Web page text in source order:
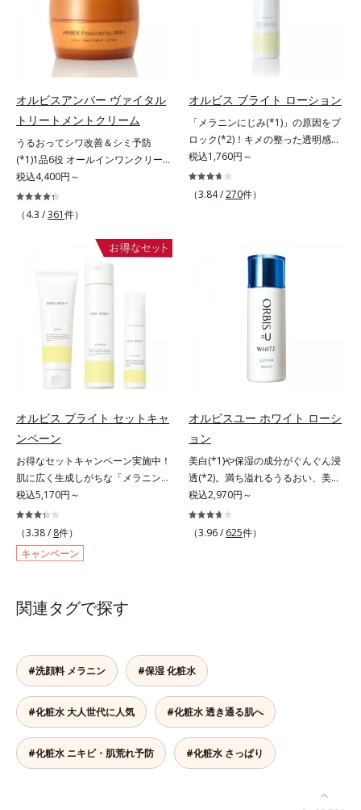
リのなさ」や、くすみ(*7)などが現
れている状態である「透明感のな
さ」が、大人の肌印象に大きな影響
を与えていることがわかりました。
そこでオルビスユー ドットシリー
ズは美容成分(*8)として「G.D.F.ア
クティベーター(*9)」を配合。そし
て、従来から配合している美白(*1)
有効成分「トラネキサム酸」を配合
しました。さらに、シリーズ共通の
美容成分「GLルートブースター
(*10)」を配合することで、肌のふ
っくら感や透明感を叶えます。美白
アが叶うシリーズに。3ステップで
上向き(*11)のハリと透明感を。効
果的なシナジー設計で、あなたのエ
イジングケアを応援します。*1 メ
ラニンの生成を抑え、シミ・ソバカ
スを防ぐ（ウォッシュを除く）*2
オルビス内スキンケアシリーズの保
湿力*3 年齢に応じたお手入れのこ
と*4 角層まで*5 うるおいによ
*7 乾燥による*8 保湿成分*9
ロニセラカエルレア果汁、ノバラエ
キス配合＝うるおいを与えハリと透
明感に満ちた肌へ導く保湿成分
*10 メマツヨイグサ抽出液、スイ
カズラエキス配合＝角層のすみずみ
まで水分・油分を保ち、ハリ・ツヤ
を与える保湿成分*11 気持ちのこ
と
ある「透明感のなさ」が現れること
ていることが分かりました。そこで
オルビスユー ドットシリーズは美
容成分(*7)として「G.D.F.アクティ
ベーター(*8)」を配合。そして、従
来から配合している美白有効成分
「トラネキサム酸」を配合しまし
た。さらに、シリーズ共通の美容成
分(*7)「GLルートブースター(*9)」
を配合することで、肌のふっくら感
(*10)のハリと透明感を。効果的な
シナジー設計で、あなたのエイジン
グケアを応援します。*1 メラニン
の生成を抑え、シミ・ソバカスを防
ぐ（ウォッシュ除く）*2 オルビス
内スキンケアシリーズの保湿力*3
年齢に応じたお手入れのこと*4 う
るおいによる*5 乾燥、ハリ・ツヤ
ロニセラカエルレア果汁、ノバラエ
キス配合＝うるおいを与えハリと透
明感に満ちた肌へ導く保湿成分*9
メマツヨイグサ抽出液、スイカズラ
エキス配合＝角層のすみずみまで水
分・油分を保ち、ハリ・ツヤを与え
る保湿成分*10 気持ちのこと各商品
の詳しい情報は商品ページをご覧く
オルビスアンバー ヴァイタル
トリートメントクリーム
うるおってシワ改善＆シミ予防
(*1)1品6役 オールインワンクリー
ム。オルビスアンバーは、いつも⾃
然体で美しくありたいと願う⼤⼈世
代に寄り添うブランドです。年齢印
複合的なお悩みにアプローチ。大人
世代の肌に向き合い、手軽なお手入
れで賢いケアを。ライフスタイルに
なじむ、若々しい印象(*2)作りのサ
ポートをします。オルビスアンバー
ヴァイタルトリートメントクリーム
「オルビスアンバー ヴァイタルト
リートメントクリーム」は、1品
で、化粧水、クリーム、シワ改善・
ッククリーム(*3)、パックの6役を
アシン(*4)によるシワ改善・シミ予
防に加え、複合成分コラーゲンコン
プレックスSPが肌のハリを徹底サポ
ート。肌なじみのよいクリーム構造
で角層まで保湿成分が浸透し、うる
おいをギュッと閉じ込めます。洗顔
の後、これ1品だけでマルチにケ
す。*1 メラニンの生成を抑え、シ
ミ・ソバカスを防ぐ*2 肌にハリを
税込4,400円～
（4.3 /361件）
オルビス ブライト ローション
「メラニンにじみ(*1)」の原因をブ
ロック(*2)！キメの整った透明感
(*3)のある肌印象へ導く美白(*2)化
粧水。業界初(*4)知見「メラニンの
第三のルート」である「横のひろが
ダメージをきっかけに、肌深く(*6)
では「メラニンにじみ(*1)」が発
現。シミやそばかすという「点」だ
けでなく、透明感のなさなどの
「面」での透明感を阻害する原因を
引き起こしていることがわかりまし
た。そこでオルビス ブライト シリ
ーズは「メラニンにじみ」に着目し
用。肌奥(*6)まで浸透し、シミやソ
バカスの原因となるメラニンの生成
を食い止めます。またオルビス独自
成分の「ブライトVCコンプレック
ス(*8)」が、透明感を阻害する原因
(*9)にアプローチします。さらに肌
表面のなめらかさやみずみずしさを
サポートするために、肌荒れ防止有
乾性肌）*1 シミ・ソバカスが肌表
面にあらわれること*2 メラニンの
生成を抑え、シミ・ソバカスを防ぐ
*3 うるおいにより透明感のある肌
ンの第三のルートに着目し、日本放
射線影響学会第53回大会で2010年
おいによる*6 メラノサイトまで*7
税込1,760円～
（3.84 /270件）
オルビス ブライト セットキャ
ンペーン
お得なセットキャンペーン実施中！
肌に広く生成しがちな「メラニンに
じみ(*1)」の原因をブロック(*2)！
澄み渡る輝き透明肌(*3)へ。業界初
(*4)知見「メラニンの第三のルー
ト」である「横のひろがり」に着目
して、全方位から透明肌を目指すブ
をきっかけに、肌深く(*6)では「メ
透明感のなさなどの「面」での透明
感を阻害する原因を引き起こしてい
ることがわかりました。そこでオル
ビス ブライト シリーズは「メラニ
ンにじみ」に着目して「高圧処理ビ
タミンC(*7)」を採用。肌奥(*6)まで
浸透し、シミやソバカスの原因とな
税込5,170円～
（3.38 / 8件）
キャンペーン
オルビスユー ホワイト ローシ
ョン
美白(*1)や保湿の成分がぐんぐん浸
透(*2)。満ち溢れるうるおい、美肌
がやみつきに。若々しく透明感のあ
る美肌を構成する要素と、年齢肌
(*3)のメラニン生成にアプローチし
アプローチして、澄みわたる美肌を
目指します。*1 メラニンの生成を
抑え、シミ・ソバカスを防ぐ*2 角
層まで*3 年齢を重ねた肌*4 メラニ
ンが過剰に生成する状態
税込2,970円～
（3.96 / 625件）
関連タグで探す
#洗顔料 メラニン #保湿 化粧水
#化粧水 大人世代に人気 #化粧水 透き通る肌へ
#化粧水 ニキビ・肌荒れ予防 #化粧水 さっぱり